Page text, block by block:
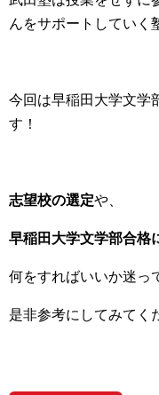
んをサポートしていく
今回は早稲田大学文学
す！
志望校の選定や、
早稲田大学文学部合格
何をすればいいか迷っ
是非参考にしてみてく